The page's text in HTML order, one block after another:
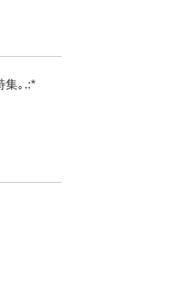
集｡.:*